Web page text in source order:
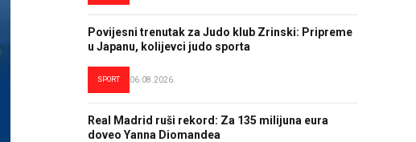
Povijesni trenutak za Judo klub Zrinski: Pripreme
u Japanu, kolijevci judo sporta
SPORT 06.08.2026.
Real Madrid ruši rekord: Za 135 milijuna eura
doveo Yanna Diomandea